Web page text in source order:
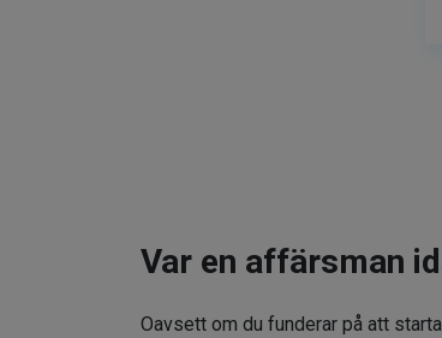
Var en affärsman
Oavsett om du funderar på att